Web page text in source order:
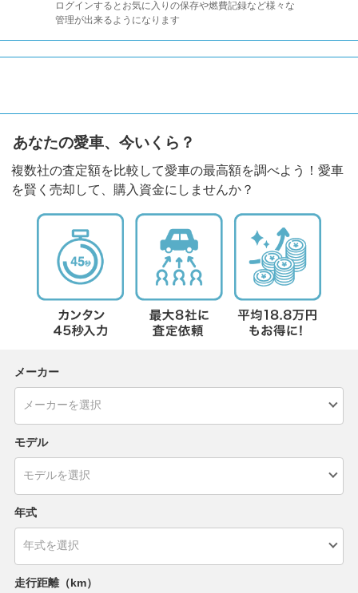
ログインするとお気に入りの保存や燃費記録など様々な
管理が出来るようになります
あなたの愛車、今いくら？
複数社の査定額を比較して愛車の最高額を調べよう！愛車
を賢く売却して、購入資金にしませんか？
メーカー
モデル
年式
走行距離（km）